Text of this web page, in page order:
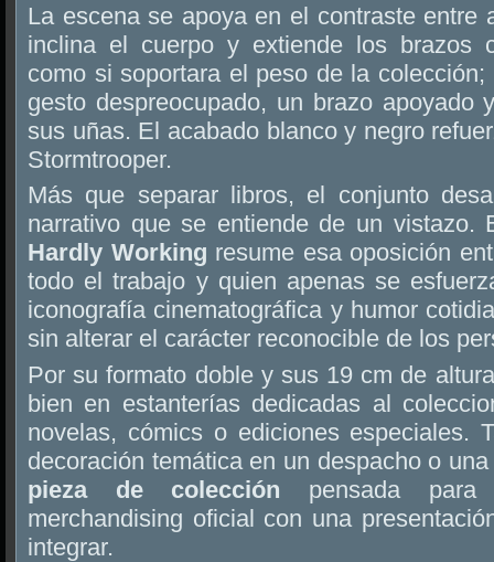
La escena se apoya en el contraste entre
inclina el cuerpo y extiende los brazos
como si soportara el peso de la
gesto despreocupado, un brazo apoyado
sus uñas. El acabado blanco y negro
Stormtrooper.
Más que separar libros, el conjunto
narrativo que se entiende de un
Hardly Working resume esa oposición
todo el trabajo y quien apenas se
iconografía cinematográfica y humor
sin alterar el carácter reconocible de los
Por su formato doble y sus 19 cm de
bien en estanterías dedicadas al
novelas, cómics o ediciones especiales.
decoración temática en un despacho o
pieza de colección pensada para
merchandising oficial con una
integrar.